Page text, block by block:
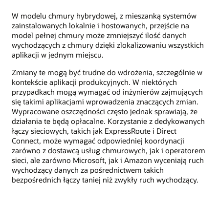
W modelu chmury hybrydowej, z mieszanką systemów
zainstalowanych lokalnie i hostowanych, przejście na
model pełnej chmury może zmniejszyć ilość danych
wychodzących z chmury dzięki zlokalizowaniu wszystkich
aplikacji w jednym miejscu.
Zmiany te mogą być trudne do wdrożenia, szczególnie w
kontekście aplikacji produkcyjnych. W niektórych
przypadkach mogą wymagać od inżynierów zajmujących
się takimi aplikacjami wprowadzenia znaczących zmian.
Wypracowane oszczędności często jednak sprawiają, że
działania te będą opłacalne. Korzystanie z dedykowanych
łączy sieciowych, takich jak ExpressRoute i Direct
Connect, może wymagać odpowiedniej koordynacji
zarówno z dostawcą usług chmurowych, jak i operatorem
sieci, ale zarówno Microsoft, jak i Amazon wyceniają ruch
wychodzący danych za pośrednictwem takich
bezpośrednich łączy taniej niż zwykły ruch wychodzący.